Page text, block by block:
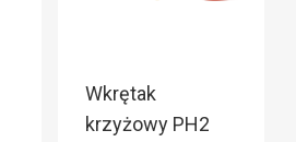
Wkrętak
krzyżowy PH2